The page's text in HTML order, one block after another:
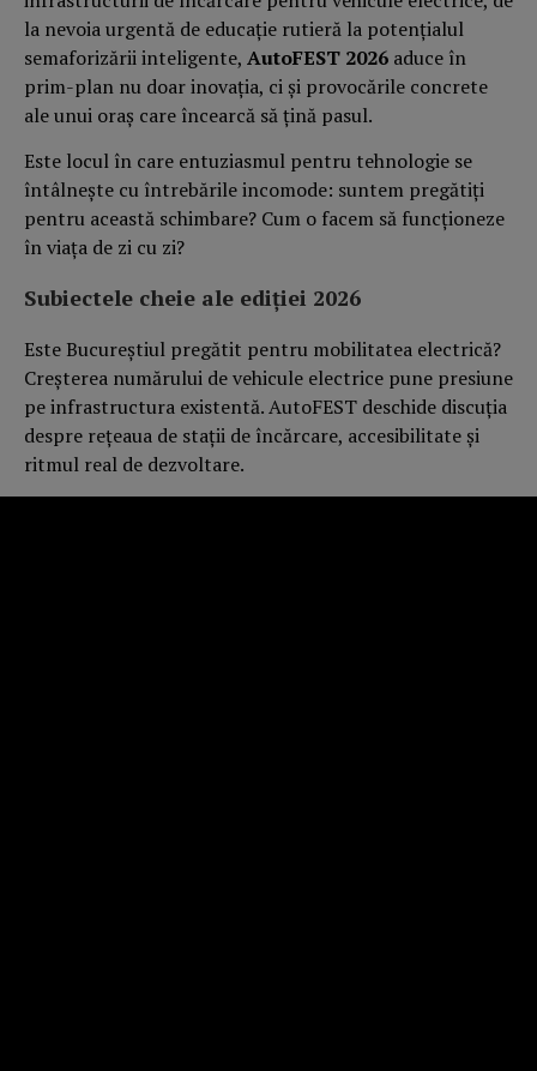
la nevoia urgentă de educație rutieră la potențialul
semaforizării inteligente, AutoFEST 2026 aduce în
prim-plan nu doar inovația, ci și provocările concrete
ale unui oraș care încearcă să țină pasul.
Este locul în care entuziasmul pentru tehnologie se
întâlnește cu întrebările incomode: suntem pregătiți
pentru această schimbare? Cum o facem să funcționeze
în viața de zi cu zi?
Subiectele cheie ale ediției 2026
Este Bucureștiul pregătit pentru mobilitatea electrică?
Creșterea numărului de vehicule electrice pune presiune
pe infrastructura existentă. AutoFEST deschide discuția
despre rețeaua de stații de încărcare, accesibilitate și
ritmul real de dezvoltare.